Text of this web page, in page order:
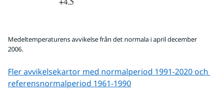
Medeltemperaturens avvikelse från det normala i april december
2006.
Fler avvikelsekartor med normalperiod 1991-2020 och
referens­normalperiod 1961-1990